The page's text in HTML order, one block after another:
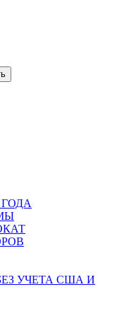
УЧЕТА США И